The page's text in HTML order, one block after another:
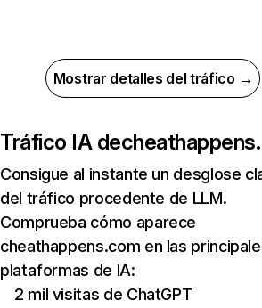
Mostrar detalles del tráfico →
Tráfico IA de
Consigue al instante un desglose
del tráfico procedente de LLM.
Comprueba cómo aparece
cheathappens.com en las
plataformas de IA:
2 mil visitas de ChatGPT